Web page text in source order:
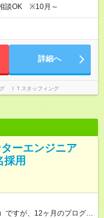
談OK ※10月～
詳細へ
ＩＴスタッフィング
ーエンジニア
採用
ですが、12ヶ月のプログラ